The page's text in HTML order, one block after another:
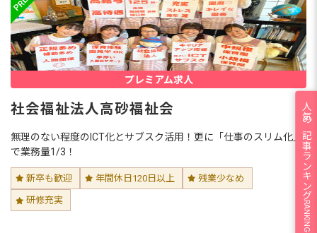
社会福祉法人高砂福祉会
新卒も歓迎 年間休日120日以上 残業少なめ
研修充実
無理のない程度のICT化とサブスク活用！更に「仕事のスリム化」
で業務量1/3！
プレミアム求人
人気の記事ランキング
RANKING